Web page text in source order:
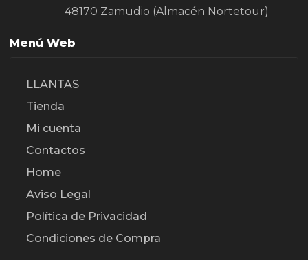
48170 Zamudio (Almacén Nortetour)
Menú Web
LLANTAS
Tienda
Mi cuenta
Contactos
Home
Aviso Legal
Política de Privacidad
Condiciones de Compra